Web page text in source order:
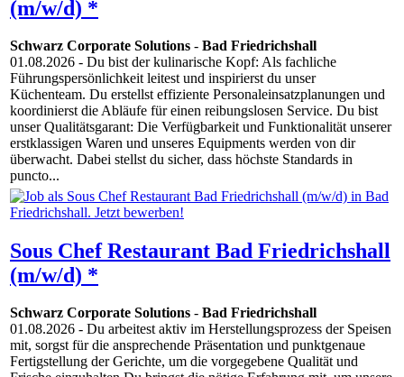
(m/w/d) *
Schwarz Corporate Solutions - Bad Friedrichshall
01.08.2026 - Du bist der kulinarische Kopf: Als fachliche
Führungspersönlichkeit leitest und inspirierst du unser
Küchenteam. Du erstellst effiziente Personaleinsatzplanungen und
koordinierst die Abläufe für einen reibungslosen Service. Du bist
unser Qualitätsgarant: Die Verfügbarkeit und Funktionalität unserer
erstklassigen Waren und unseres Equipments werden von dir
überwacht. Dabei stellst du sicher, dass höchste Standards in
puncto...
Sous Chef Restaurant Bad Friedrichshall
(m/w/d) *
Schwarz Corporate Solutions - Bad Friedrichshall
01.08.2026 - Du arbeitest aktiv im Herstellungsprozess der Speisen
mit, sorgst für die ansprechende Präsentation und punktgenaue
Fertigstellung der Gerichte, um die vorgegebene Qualität und